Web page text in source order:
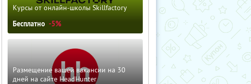
Курсы от онлайн-школы Skillfactory
Бесплатно -5%
Размещение вашей вакансии на 30
дней на сайте HeadHunter